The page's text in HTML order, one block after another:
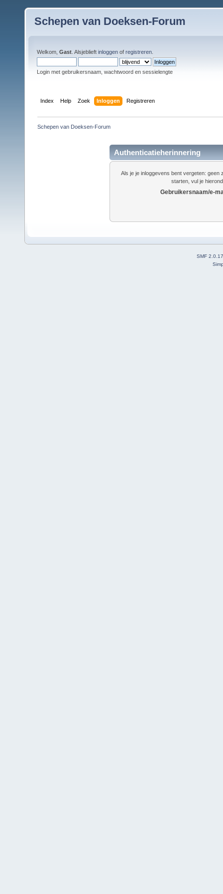
Schepen van Doeksen-Forum
Welkom, Gast . Alsjeblieft inloggen of registreren
Login met gebruikersnaam, wachtwoord en sessielengte
Index Help Zoek Inloggen Registreren
Schepen van Doeksen-Forum
Authenticatieherinnering
Als je je inloggevens bent vergeten:
starten, vul je
Gebruikersnaam/e-
SMF 2.0.17